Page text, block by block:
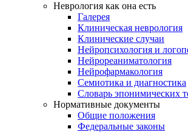
Неврология как она есть
Галерея
Клиническая неврология
Клинические случаи
Нейропсихология и
Нейрореаниматология
Нейрофармакология
Семиотика и диагностика
Словарь эпонимических
Нормативные документы
Общие положения
Федеральные законы